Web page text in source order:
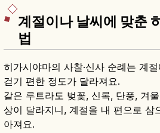
계절이나 날씨에 맞춘
법
히가시야마의 사찰·신사 순례는 계
걷기 편한 정도가 달라져요.
같은 루트라도 벚꽃, 신록, 단풍, 겨
상이 달라지니, 계절을 내 편으로 삼
아져요.